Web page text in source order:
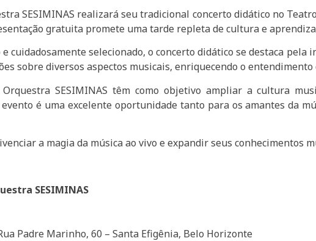
SESIMINAS realizará seu tradicional concerto didático no
gratuita promete uma tarde repleta de cultura e
cuidadosamente selecionado, o concerto didático se destaca
sobre diversos aspectos musicais, enriquecendo o entendimento
SESIMINAS têm como objetivo ampliar a cultura
evento é uma excelente oportunidade tanto para os amantes da
a magia da música ao vivo e expandir seus conhecimentos
SESIMINAS
Padre Marinho, 60 – Santa Efigênia, Belo Horizonte